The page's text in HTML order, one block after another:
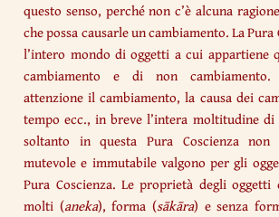
questo senso, perché non c’è alcuna
che possa causarle un cambiamento. La
l’intero mondo di oggetti a cui appartiene
cambiamento e di non cambiamento.
attenzione il cambiamento, la causa dei
tempo ecc., in breve l’intera moltitudine
soltanto in questa Pura Coscienza
mutevole e immutabile valgono per gli
Pura Coscienza. Le proprietà degli oggetti
molti (aneka), forma (sākāra) e senza